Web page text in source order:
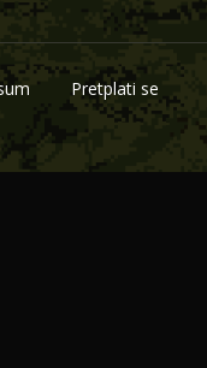
Pretplati se